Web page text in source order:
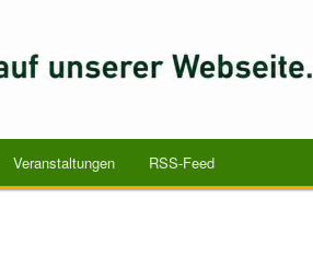
Veranstaltungen RSS-Feed